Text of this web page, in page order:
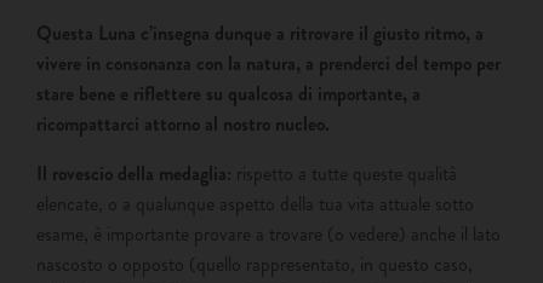
Questa Luna c’insegna dunque a ritrovare il giusto ritmo, a
vivere in consonanza con la natura, a prenderci del tempo per
stare bene e riflettere su qualcosa di importante, a
ricompattarci attorno al nostro nucleo.
Il rovescio della medaglia: rispetto a tutte queste qualità
elencate, o a qualunque aspetto della tua vita attuale sotto
esame, è importante provare a trovare (o vedere) anche il lato
nascosto o opposto (quello rappresentato, in questo caso,